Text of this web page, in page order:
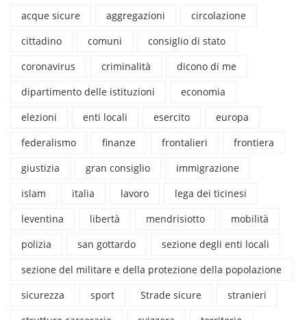
acque sicure aggregazioni
circolazione
cittadino
comuni
consiglio di stato
coronavirus
criminalità
dicono di me
dipartimento delle istituzioni
economia
elezioni
enti locali esercito
europa
federalismo
finanze frontalieri
frontiera
giustizia
gran consiglio
immigrazione
islam
italia lavoro
lega dei ticinesi
leventina
libertà mendrisiotto
mobilità
polizia
san gottardo
sezione degli enti locali
sezione del militare e della protezione della popolazione
sicurezza
sport Strade sicure
stranieri